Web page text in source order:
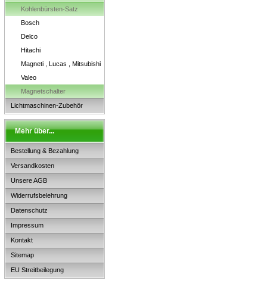
Kohlenbürsten-Satz
Bosch
Delco
Hitachi
Magneti , Lucas , Mitsubishi
Valeo
Magnetschalter
Lichtmaschinen-Zubehör
Mehr über...
Bestellung & Bezahlung
Versandkosten
Unsere AGB
Widerrufsbelehrung
Datenschutz
Impressum
Kontakt
Sitemap
EU Streitbeilegung